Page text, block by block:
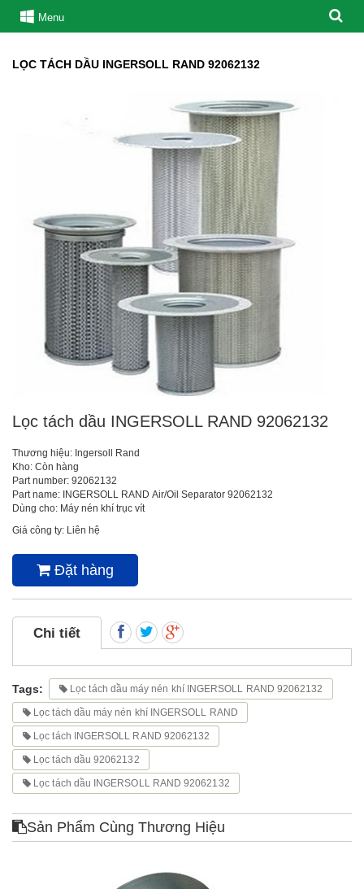
Menu
LỌC TÁCH DẦU INGERSOLL RAND 92062132
Lọc tách dầu INGERSOLL RAND 92062132
Thương hiệu: Ingersoll Rand
Kho: Còn hàng
Part number: 92062132
Part name: INGERSOLL RAND Air/Oil Separator 92062132
Dùng cho: Máy nén khí trục vít
Giá công ty: Liên hệ
Đặt hàng
Chi tiết
Tags: Lọc tách dầu máy nén khí INGERSOLL RAND 92062132
Lọc tách dầu máy nén khí INGERSOLL RAND
Lọc tách INGERSOLL RAND 92062132
Lọc tách dầu 92062132
Lọc tách dầu INGERSOLL RAND 92062132
Sản Phẩm Cùng Thương Hiệu